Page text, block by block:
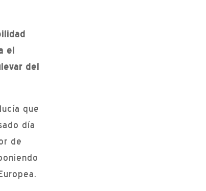
el
del
que
día
de